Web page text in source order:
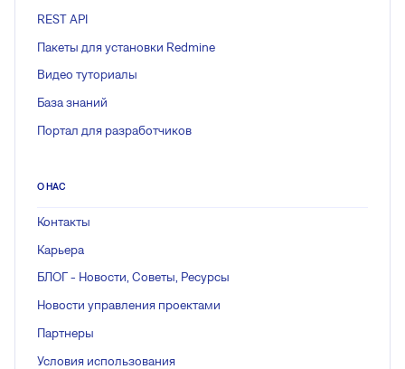
REST API
Пакеты для установки Redmine
Видео туториалы
База знаний
Портал для разработчиков
О НАС
Контакты
Карьера
БЛОГ - Новости, Советы, Ресурсы
Новости управления проектами
Партнеры
Условия использования